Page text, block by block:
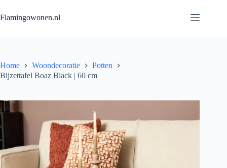
Flamingowonen.nl
Home Woondecoratie
Potten
Bijzettafel Boaz Black | 60 cm